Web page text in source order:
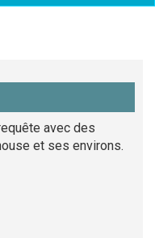
avec des
et ses environs.